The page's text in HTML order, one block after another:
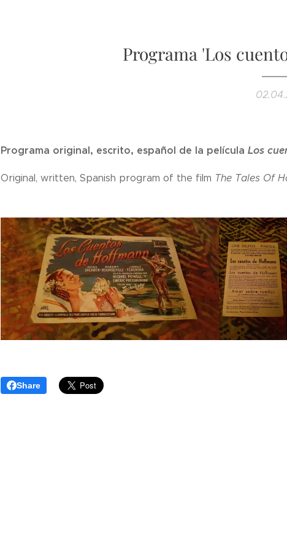
Programa 'Los
Programa original, escrito, español de la película Los
Original, written, Spanish program of the film The Tales Of
Share